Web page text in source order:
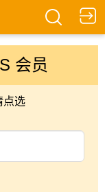
会员
点选